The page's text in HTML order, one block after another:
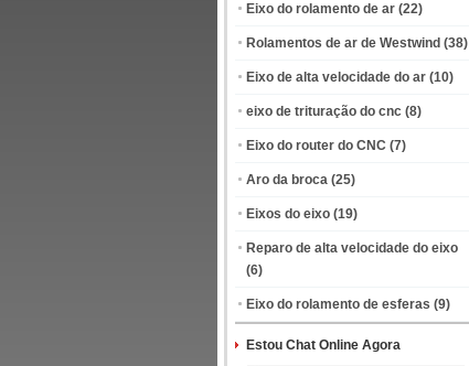
Eixo do rolamento de ar (22)
Rolamentos de ar de Westwind (38)
Eixo de alta velocidade do ar (10)
eixo de trituração do cnc (8)
Eixo do router do CNC (7)
Aro da broca (25)
Eixos do eixo (19)
Reparo de alta velocidade do eixo
(6)
Eixo do rolamento de esferas (9)
Estou Chat Online Agora